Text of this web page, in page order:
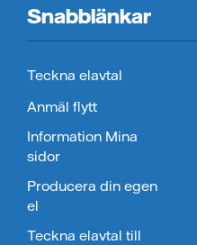
Snabblänkar
Teckna elavtal
Anmäl flytt
Information Mina
sidor
Producera din egen
el
Teckna elavtal till